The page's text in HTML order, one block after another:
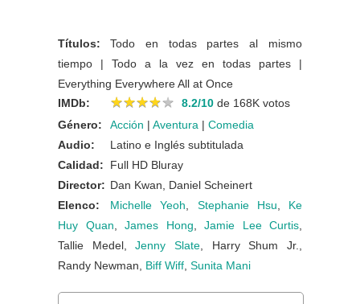
Títulos:
Todo en todas partes al mismo
tiempo | Todo a la vez en todas partes |
Everything Everywhere All at Once
IMDb:
★★★★★
★★★★★ 8.2/10 de 168K votos
Género:
Acción | Aventura | Comedia
Audio:
Latino e Inglés subtitulada
Calidad:
Full HD Bluray
Director: Dan Kwan, Daniel Scheinert
Elenco:
Michelle Yeoh Stephanie Hsu
Ke
Huy Quan
James Hong Jamie Lee Curtis
Tallie Medel,Jenny Slate , Harry Shum Jr.,
Randy Newman, Biff Wiff Sunita Mani